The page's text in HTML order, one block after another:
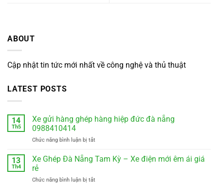
ABOUT
Cập nhật tin tức mới nhất về công nghệ và thủ thuật
LATEST POSTS
14
Th5
Xe gửi hàng ghép hàng hiệp đức đà nẵng
0988410414
Chức năng bình luận bị tắtở
gửi
hàng
13
Th4
Xe Ghép Đà Nẵng Tam Kỳ – Xe điện mới êm ái giá
rẻ
Chức năng bình luận bị tắtở